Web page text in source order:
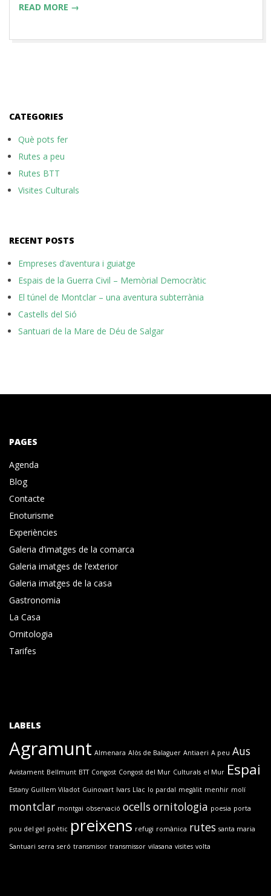
READ MORE →
CATEGORIES
Què pots fer
Rutes a peu
Rutes BTT
Visites Culturals
RECENT POSTS
Empreses d’aventura i guiatge
Espais de la Guerra Civil – Memòrial Democràtic
El túnel de Montclar – una aventura subterrània
Castells del Sió
Santuari de la Mare de Déu de Salgar
PAGES
Agenda
Blog
Contacte
Enoturisme
Experiències
Galeria d’imatges de la comarca
Galeria imatges de l’exterior
Galeria imatges de la casa
Gastronomia
La Casa
Ornitologia
Tarifes
LABELS
Agramunt Almenara Alòs de Balaguer Antiaeri A peu Aus
Avistament Bellmunt BTT Congost Congost del Mur Culturals el Mur Espai
Estany Guillem Viladot Guinovart Ivars Llac lo pardal megàlit menhir molí
montclar montgai observació ocellsornitologia poesia porta
pou del gel poètic preixens refugi romànica rutes santa maria
Santuari serra seró transmisor transmissor vilasana visites volta